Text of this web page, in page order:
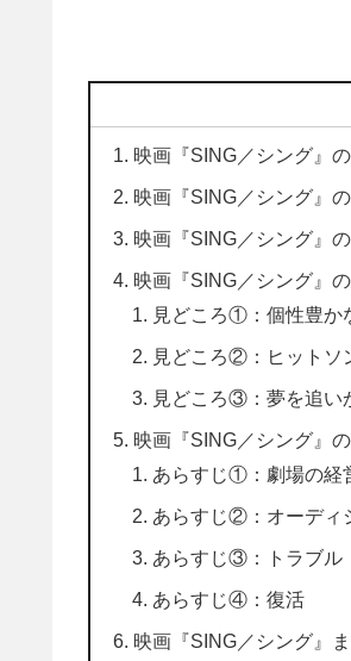
映画『SING／シング』
映画『SING／シング』
映画『SING／シング』
映画『SING／シング』
見どころ①：個性豊か
見どころ②：ヒットソ
見どころ③：夢を追い
映画『SING／シング』
あらすじ①：劇場の経
あらすじ②：オーディ
あらすじ③：トラブル
あらすじ④：復活
映画『SING／シング』